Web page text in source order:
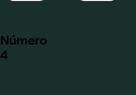
Número
4